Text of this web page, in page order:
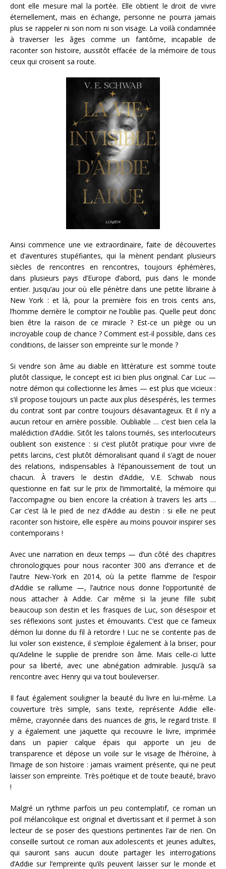
dont elle mesure mal la portée. Elle obtient le droit de vivre
éternellement, mais en échange, personne ne pourra jamais
plus se rappeler ni son nom ni son visage. La voilà condamnée
à traverser les âges comme un fantôme, incapable de
raconter son histoire, aussitôt effacée de la mémoire de tous
ceux qui croisent sa route.
Ainsi commence une vie extraordinaire, faite de découvertes
et d’aventures stupéfiantes, qui la mènent pendant plusieurs
siècles de rencontres en rencontres, toujours éphémères,
dans plusieurs pays d’Europe d’abord, puis dans le monde
entier. Jusqu’au jour où elle pénètre dans une petite librairie à
New York : et là, pour la première fois en trois cents ans,
l’homme derrière le comptoir ne l’oublie pas. Quelle peut donc
bien être la raison de ce miracle ? Est-ce un piège ou un
incroyable coup de chance ? Comment est-il possible, dans ces
conditions, de laisser son empreinte sur le monde ?
Si vendre son âme au diable en littérature est somme toute
plutôt classique, le concept est ici bien plus original. Car Luc —
notre démon qui collectionne les âmes — est plus que vicieux :
s’il propose toujours un pacte aux plus désespérés, les termes
du contrat sont par contre toujours désavantageux. Et il n’y a
aucun retour en arrière possible. Oubliable … c’est bien cela la
malédiction d’Addie. Sitôt les talons tournés, ses interlocuteurs
oublient son existence : si c’est plutôt pratique pour vivre de
petits larcins, c’est plutôt démoralisant quand il s’agit de nouer
des relations, indispensables à l’épanouissement de tout un
chacun. À travers le destin d’Addie, V.E. Schwab nous
questionne en fait sur le prix de l’immortalité, la mémoire qui
l’accompagne ou bien encore la création à travers les arts …
Car c’est là le pied de nez d’Addie au destin : si elle ne peut
raconter son histoire, elle espère au moins pouvoir inspirer ses
contemporains !
Avec une narration en deux temps — d’un côté des chapitres
chronologiques pour nous raconter 300 ans d’errance et de
l’autre New-York en 2014, où la petite flamme de l’espoir
d’Addie se rallume —, l’autrice nous donne l’opportunité de
nous attacher à Addie. Car même si la jeune fille subit
beaucoup son destin et les frasques de Luc, son désespoir et
ses réflexions sont justes et émouvants. C’est que ce fameux
démon lui donne du fil à retordre ! Luc ne se contente pas de
lui voler son existence, il s’emploie également à la briser, pour
qu’Adeline le supplie de prendre son âme. Mais celle-ci lutte
pour sa liberté, avec une abnégation admirable. Jusqu’à sa
rencontre avec Henry qui va tout bouleverser.
Il faut également souligner la beauté du livre en lui-même. La
couverture très simple, sans texte, représente Addie elle-
même, crayonnée dans des nuances de gris, le regard triste. Il
y a également une jaquette qui recouvre le livre, imprimée
dans un papier calque épais qui apporte un jeu de
transparence et dépose un voile sur le visage de l’héroïne, à
l’image de son histoire : jamais vraiment présente, qui ne peut
laisser son empreinte. Très poétique et de toute beauté, bravo
!
Malgré un rythme parfois un peu contemplatif, ce roman un
poil mélancolique est original et divertissant et il permet à son
lecteur de se poser des questions pertinentes l’air de rien. On
conseille surtout ce roman aux adolescents et jeunes adultes,
qui sauront sans aucun doute partager les interrogations
d’Addie sur l’empreinte qu’ils peuvent laisser sur le monde et